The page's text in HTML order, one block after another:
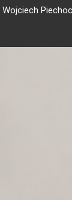
Wojciech